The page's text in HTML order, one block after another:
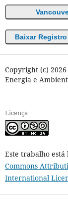
Baixar Registro
Copyright (c)
Energia e
Licença
Este trabalho
Commons
International